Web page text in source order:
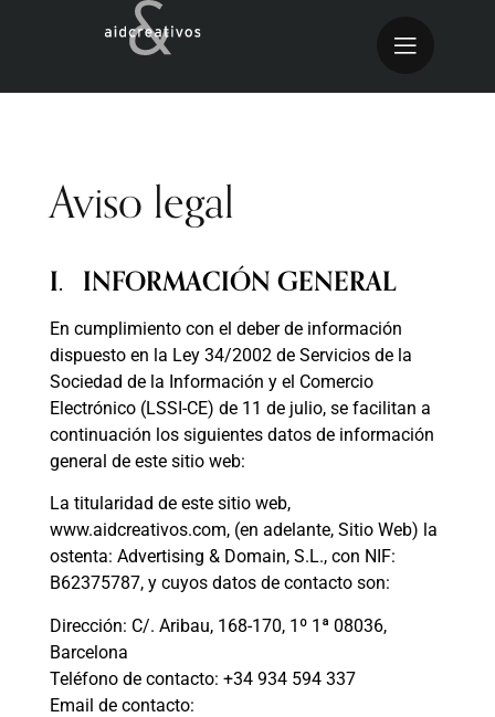
Aviso legal
I. INFORMACIÓN GENERAL
En cumplimiento con el deber de información
dispuesto en la Ley 34/2002 de Servicios de la
Sociedad de la Información y el Comercio
Electrónico (LSSI-CE) de 11 de julio, se facilitan a
continuación los siguientes datos de información
general de este sitio web:
La titularidad de este sitio web,
www.aidcreativos.com,(en adelante, Sitio Web) la
ostenta: Advertising & Domain, S.L., con NIF:
B62375787, y cuyos datos de contacto son:
Dirección: C/. Aribau, 168-170, 1º 1ª 08036,
Barcelona
Teléfono de contacto: +34 934 594 337
Email de contacto: